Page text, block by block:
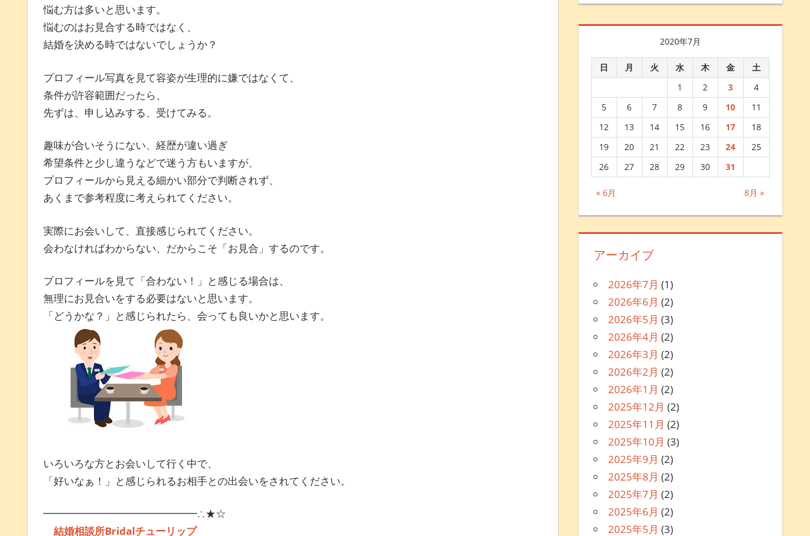
悩む方は多いと思います。
悩むのはお見合する時ではなく、
結婚を決める時ではないでしょうか？
プロフィール写真を見て容姿が生理的に嫌ではなくて、
条件が許容範囲だったら、
先ずは、申し込みする、受けてみる。
趣味が合いそうにない、経歴が違い過ぎ
希望条件と少し違うなどで迷う方もいますが、
プロフィールから見える細かい部分で判断されず、
あくまで参考程度に考えられてください。
実際にお会いして、直接感じられてください。
会わなければわからない、だからこそ「お見合」するのです。
プロフィールを見て「合わない！」と感じる場合は、
無理にお見合いをする必要はないと思います。
「どうかな？」と感じられたら、会っても良いかと思います。
いろいろな方とお会いして行く中で、
「好いなぁ！」と感じられるお相手との出会いをされてください。
━━━━━━━━━━━━━━━∴★☆
結婚相談所Bridalチューリップ
2020年7月
日 月 火 水 木 金 土
« 6月 8月 »
1 2 3
4
5
6 7 8 9 10
11
12
13 14 15 16 17
18
19
20 21 22 23 24
25
26
27 28 29 30 31
アーカイブ
2026年7月 (1)
2026年6月 (2)
2026年5月 (3)
2026年4月 (2)
2026年3月 (2)
2026年2月 (2)
2026年1月 (2)
2025年12月 (2)
2025年11月 (2)
2025年10月 (3)
2025年9月 (2)
2025年8月 (2)
2025年7月 (2)
2025年6月 (2)
2025年5月 (3)